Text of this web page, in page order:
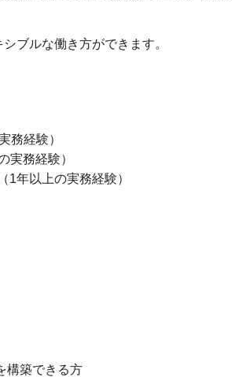
ブルな働き方ができます。
務経験）
実務経験）
年以上の実務経験）
構築できる方